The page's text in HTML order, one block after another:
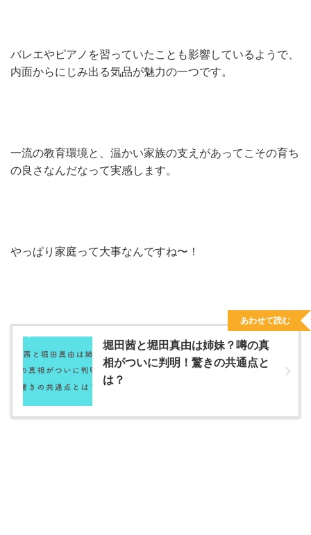
バレエやピアノを習っていたことも影響しているようで、
内面からにじみ出る気品が魅力の一つです。
一流の教育環境と、温かい家族の支えがあってこその育ち
の良さなんだなって実感します。
やっぱり家庭って大事なんですね〜！
堀田茜と堀田真由は姉妹？噂の真
相がついに判明！驚きの共通点と
は？
あわせて読む